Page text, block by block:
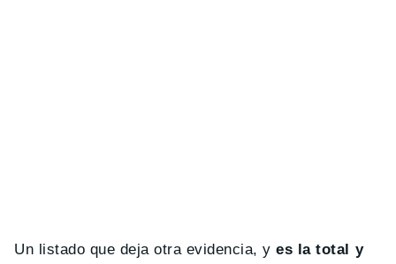
Un listado que deja otra evidencia, y es la total y